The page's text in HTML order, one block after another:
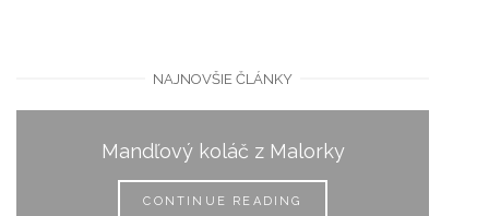
NAJNOVŠIE ČLÁNKY
Mandľový koláč z Malorky
CONTINUE READING